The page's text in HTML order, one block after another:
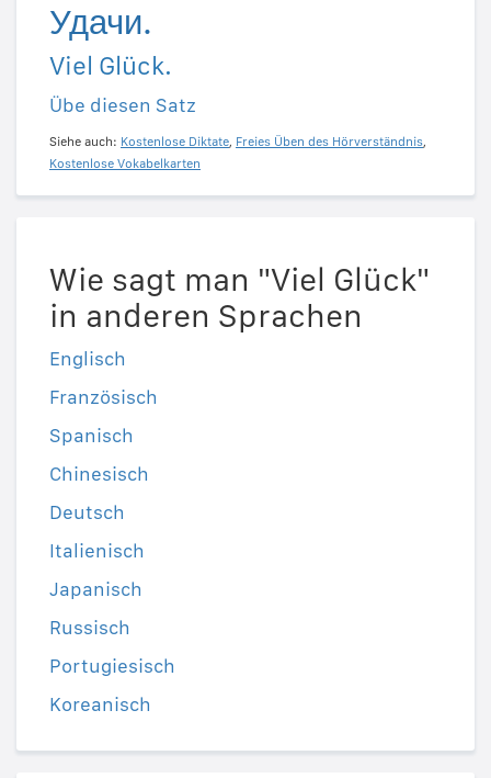
Удачи.
Viel Glück.
Übe diesen Satz
Siehe auch: Kostenlose Diktate, Freies Üben des Hörverständnis,
Kostenlose Vokabelkarten
Wie sagt man "Viel Glück"
in anderen Sprachen
Englisch
Französisch
Spanisch
Chinesisch
Deutsch
Italienisch
Japanisch
Russisch
Portugiesisch
Koreanisch